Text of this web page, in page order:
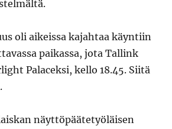
oli aikeissa kajahtaa käyntiin
paikassa, jota Tallink
Palaceksi, kello 18.45. Siitä
näyttöpäätetyöläisen